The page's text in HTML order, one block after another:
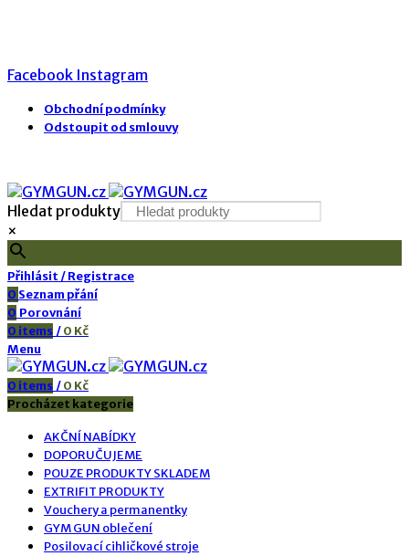
Facebook Instagram
Obchodní podmínky
Odstoupit od smlouvy
Hledat produkty
×
Přihlásit / Registrace
0 Seznam přání
0 Porovnání
0 items /0 Kč
Menu
0 items /0 Kč
Procházet kategorie
AKČNÍ NABÍDKY
DOPORUČUJEME
POUZE PRODUKTY SKLADEM
EXTRIFIT PRODUKTY
Vouchery a permanentky
GYM GUN oblečení
Posilovací cihličkové stroje